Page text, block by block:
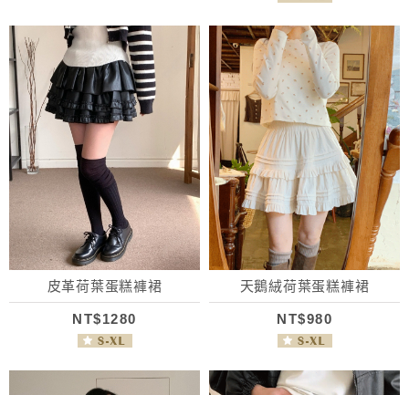
皮革荷葉蛋糕褲裙
NT$1280
天鵝絨荷葉蛋糕褲裙
NT$980